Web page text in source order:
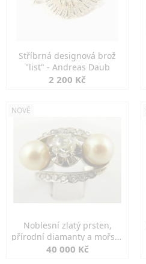
Stříbrná designová brož
"list" - Andreas Daub
2 200 Kč
NOVÉ
Noblesní zlatý prsten,
přírodní diamanty a mořské
perly
40 000 Kč